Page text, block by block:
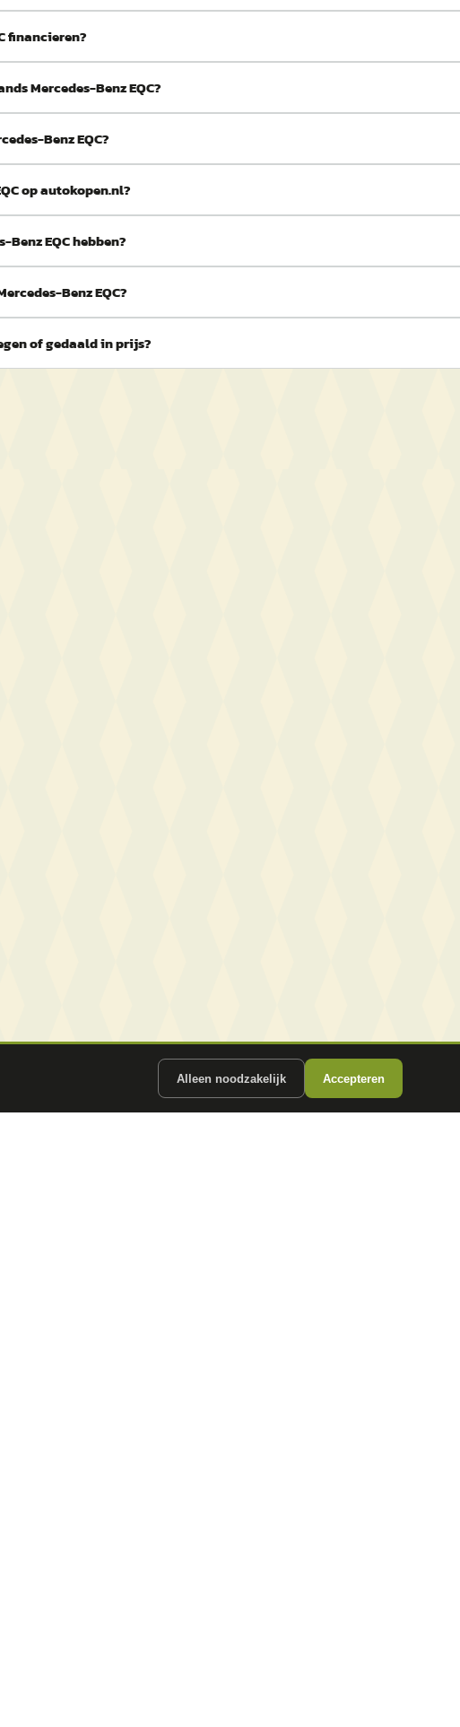
financieren?
Mercedes-Benz EQC?
Benz EQC?
op autokopen.nl?
EQC hebben?
Benz EQC?
of gedaald in prijs?
Alleen noodzakelijk Accepteren